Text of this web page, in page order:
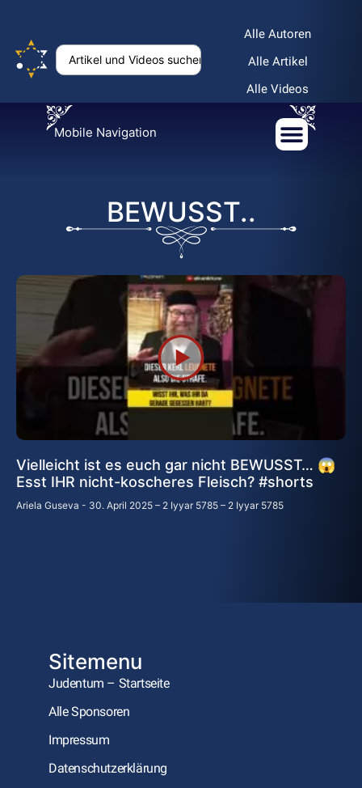
Alle Autoren
Alle Artikel
Alle Videos
Mobile Navigation
BEWUSST..
Vielleicht ist es euch gar nicht BEWUSST… 😱
Esst IHR nicht-koscheres Fleisch? #shorts
Ariela Guseva 30. April 2025 – 2 Iyyar 5785 – 2 Iyyar 5785
Sitemenu
Judentum – Startseite
Alle Sponsoren
Impressum
Datenschutzerklärung